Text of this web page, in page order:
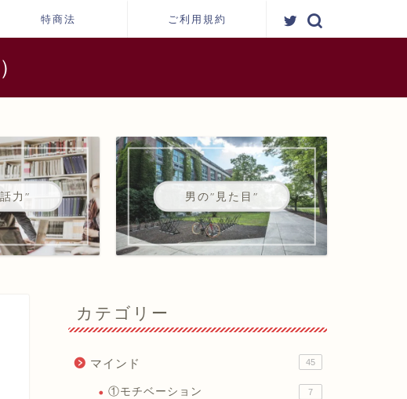
特商法 ご利用規約
力" 男の"見た目"
カテゴリー
マインド 45
①モチベーション 7